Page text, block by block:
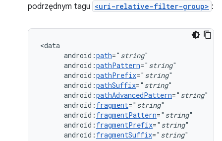
podrzędnym tagu <uri-relative-filter-group> :
android:path=" string
android:pathPattern=" string
android:pathPrefix=" string
android:pathSuffix=" string
android:pathAdvancedPattern=" string
android: fragment=" string
android: fragmentPattern=" string
android: fragmentPrefix=" string
android: fragmentSuffix=" string